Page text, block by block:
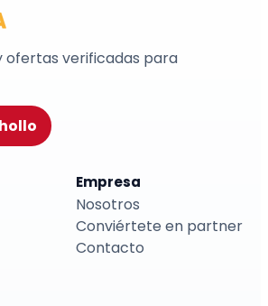
ofertas verificadas para
Empresa
Nosotros
Conviértete en partner
Contacto